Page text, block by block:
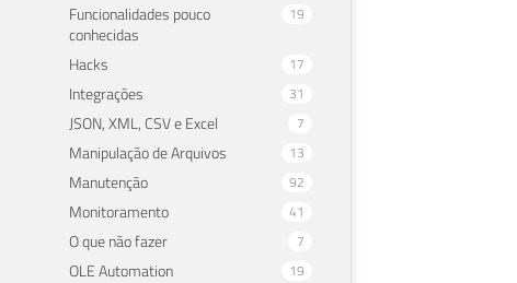
Funcionalidades pouco
conhecidas
19
Hacks 17
Integrações 31
JSON, XML, CSV e Excel 7
Manipulação de Arquivos 13
Manutenção 92
Monitoramento 41
O que não fazer 7
OLE Automation 19